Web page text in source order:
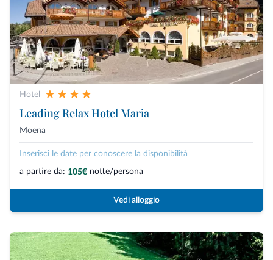
Hotel
Leading Relax Hotel Maria
Moena
Inserisci le date per conoscere la disponibilità
a partire da: 105€ notte/persona
Vedi alloggio